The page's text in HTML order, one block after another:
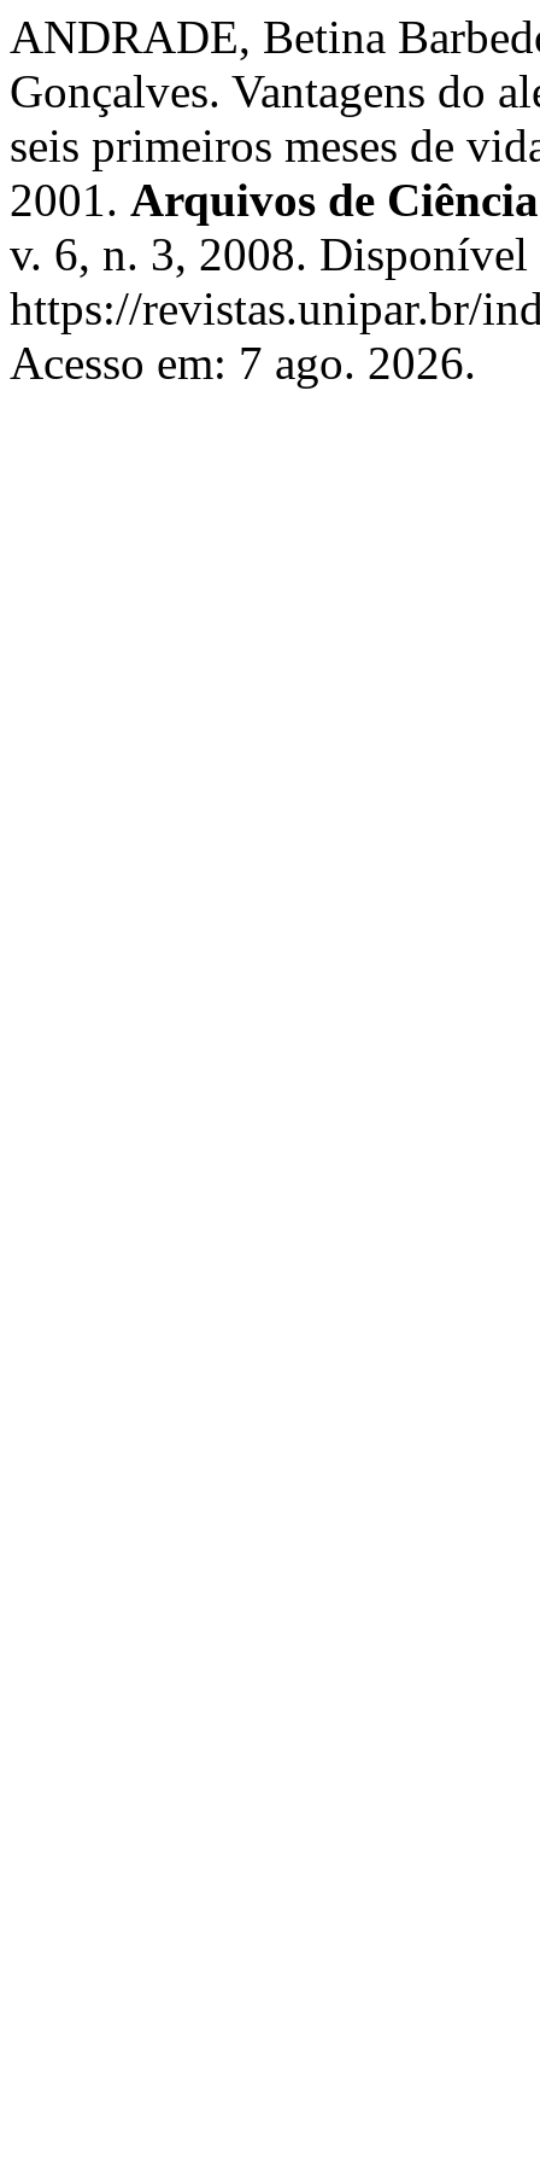
ANDRADE, Betina
Gonçalves. Vantagens do
seis primeiros meses de
2001. Arquivos de
v. 6, n. 3, 2008. Disponível
https://revistas.unipar.br/
Acesso em: 7 ago. 2026.